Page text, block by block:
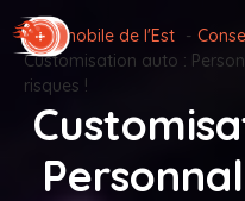
Aller
au
contenu
Automobile de l'Est
Customisation auto :
risques !